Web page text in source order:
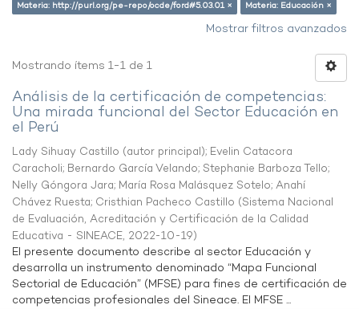
Materia: http://purl.org/pe-repo/ocde/ford#5.03.01 ×
Materia: Educación ×
Mostrar filtros avanzados
Mostrando ítems 1-1 de 1
Análisis de la certificación de competencias:
Una mirada funcional del Sector Educación en
el Perú
Lady Sihuay Castillo (autor principal); Evelin Catacora
Caracholi; Bernardo García Velando; Stephanie Barboza Tello;
Nelly Góngora Jara; María Rosa Malásquez Sotelo; Anahí
Chávez Ruesta; Cristhian Pacheco Castillo (Sistema Nacional
de Evaluación, Acreditación y Certificación de la Calidad
Educativa - SINEACE, 2022-10-19)
El presente documento describe al sector Educación y
desarrolla un instrumento denominado “Mapa Funcional
Sectorial de Educación” (MFSE) para fines de certificación de
competencias profesionales del Sineace. El MFSE ...